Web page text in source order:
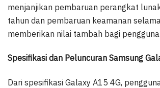
menjanjikan pembaruan perangkat
tahun dan pembaruan keamanan
memberikan nilai tambah bagi
Spesifikasi dan Peluncuran Samsung
Dari spesifikasi Galaxy A15 4G,